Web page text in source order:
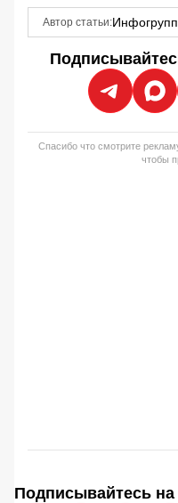
Автор статьи:
Спасибо что смотрите
чтобы
Подписывайтесь на